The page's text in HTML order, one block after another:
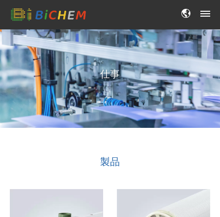
仕事
製品